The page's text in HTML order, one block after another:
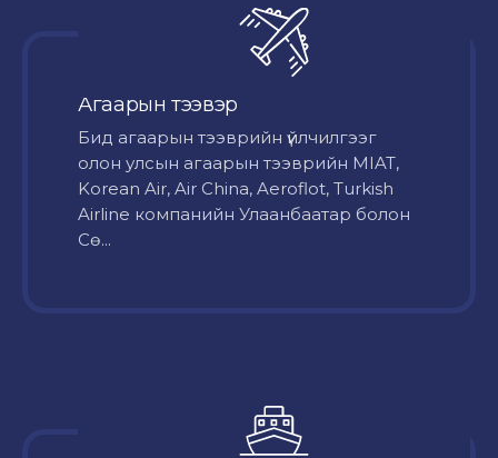
Агаарын тээвэр
Бид агаарын тээврийн үйлчилгээг
олон улсын агаарын тээврийн MIAT,
Korean Air, Air China, Aeroflot, Turkish
Airline компанийн Улаанбаатар болон
Сө...